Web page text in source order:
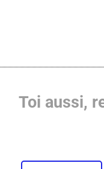
Toi aussi,